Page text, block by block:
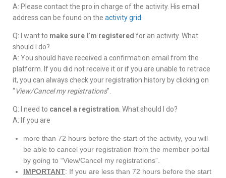
A: Please contact the pro in charge of the activity. His email
address can be found on the activity grid
Q: I want to make sure I’m registered for an activity. What
should I do?
A: You should have received a confirmation email from the
platform. If you did not receive it or if you are unable to retrace
it, you can always check your registration history by clicking on
“View/Cancel my registrations”.
Q: I need to cancel a registration . What should I do?
A: If you are
more than 72 hours before the start of the activity, you will
be able to cancel your registration from the member portal
by going to “View/Cancel my registrations”.
IMPORTANT: If you are less than 72 hours before the start